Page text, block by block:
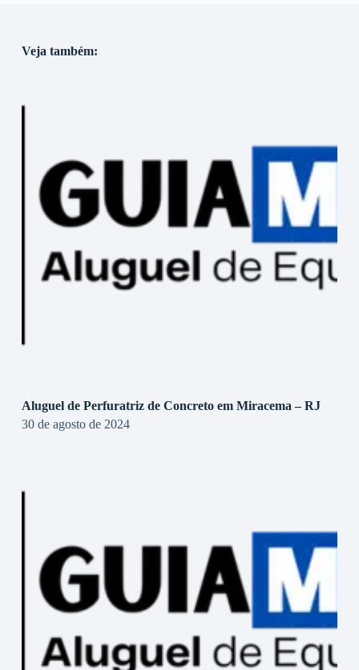
Veja também:
Aluguel de Perfuratriz de Concreto em Miracema – RJ
30 de agosto de 2024